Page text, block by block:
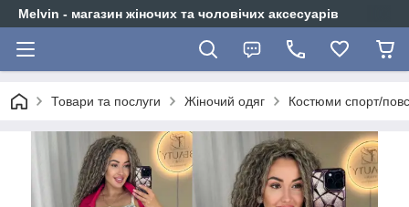
Melvin - магазин жіночих та чоловічих аксесуарів
Товари та послуги Жіночий одяг Костюми спорт/